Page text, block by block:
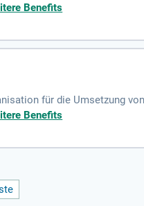
Benefits
für die Umsetzung
Benefits